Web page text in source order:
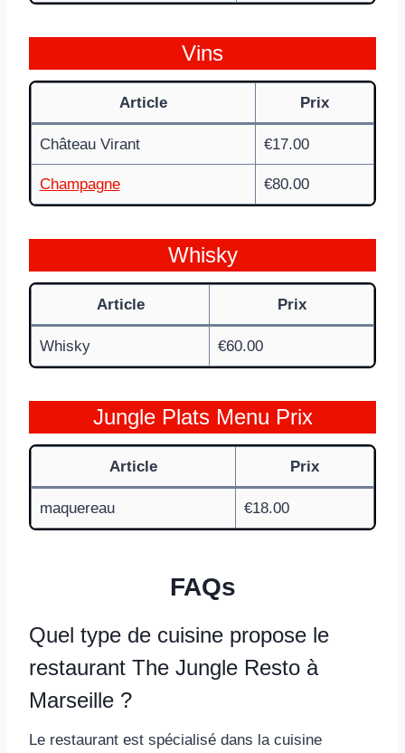
Vins
Article Prix
Château Virant €17.00
Champagne €80.00
Whisky
Article Prix
Whisky €60.00
Jungle Plats Menu Prix
Article Prix
maquereau €18.00
FAQs
Quel type de cuisine propose le
restaurant The Jungle Resto à
Marseille ?
Le restaurant est spécialisé dans la cuisine